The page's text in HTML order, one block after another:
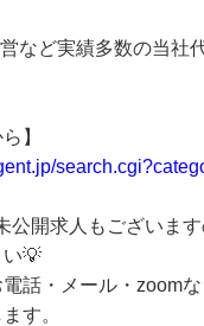
など実績多数の当社
】
公開求人もございま
い💡
話・メール・zoom
す。